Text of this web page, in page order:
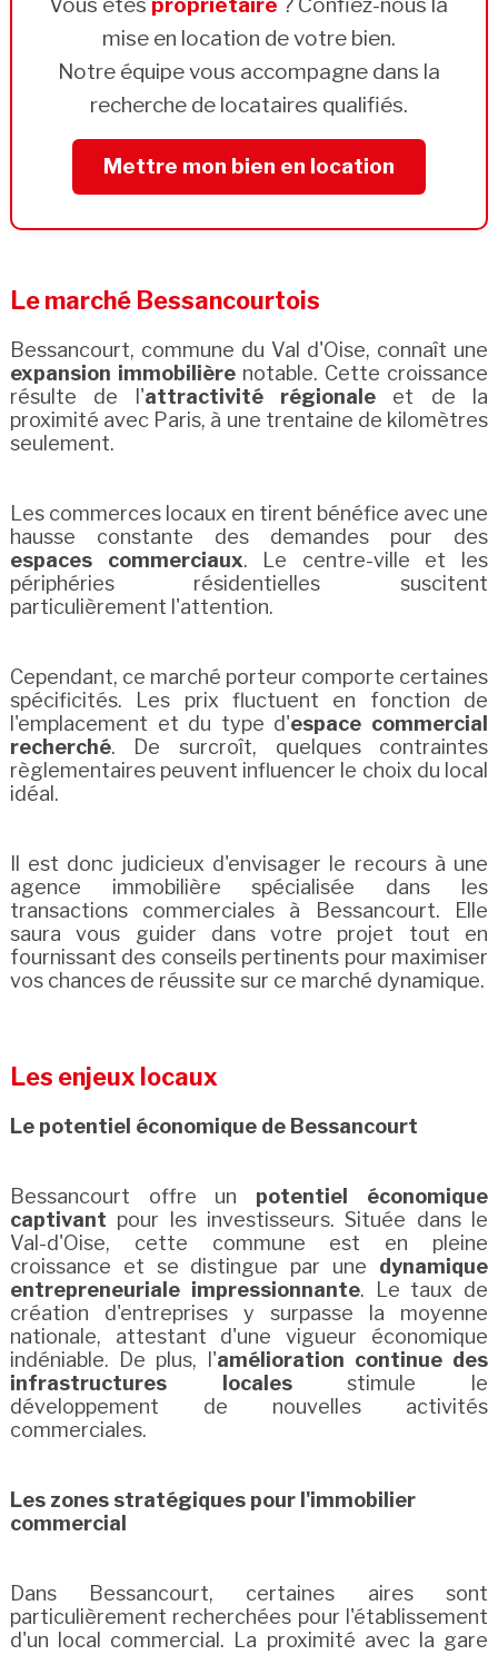
Vous êtes propriétaire ? Confiez-nous la
mise en location de votre bien.
Notre équipe vous accompagne dans la
recherche de locataires qualifiés.
Mettre mon bien en location
Le marché Bessancourtois
Bessancourt, commune du Val d'Oise, connaît une
expansion immobilièrenotable. Cette croissance
résulte de l'attractivité régionale et de la
proximité avec Paris, à une trentaine de kilomètres
seulement.
Les commerces locaux en tirent bénéfice avec une
hausse constante des demandes pour des
espaces commerciaux. Le centre-ville et les
périphéries résidentielles suscitent
particulièrement l'attention.
Cependant, ce marché porteur comporte certaines
spécificités. Les prix fluctuent en fonction de
l'emplacement et du type d'espace commercial
recherché. De surcroît, quelques contraintes
règlementaires peuvent influencer le choix du local
idéal.
Il est donc judicieux d'envisager le recours à une
agence immobilière spécialisée dans les
transactions commerciales à Bessancourt. Elle
saura vous guider dans votre projet tout en
fournissant des conseils pertinents pour maximiser
vos chances de réussite sur ce marché dynamique.
Les enjeux locaux
Le potentiel économique de Bessancourt
Bessancourt offre un potentiel économique
captivant pour les investisseurs. Située dans le
Val-d'Oise, cette commune est en pleine
croissance et se distingue par une dynamique
entrepreneuriale impressionnante. Le taux de
création d'entreprises y surpasse la moyenne
nationale, attestant d'une vigueur économique
indéniable. De plus, l'amélioration continue des
infrastructures localesstimule le
développement de nouvelles activités
commerciales.
Les zones stratégiques pour l'immobilier
commercial
Dans Bessancourt, certaines aires sont
particulièrement recherchées pour l'établissement
d'un local commercial. La proximité avec la gare